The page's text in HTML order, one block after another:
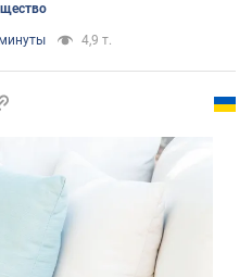
4,9 т.